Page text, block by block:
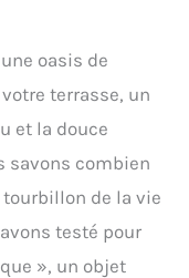
oasis de
terrasse, un
et la douce
savons combien
de la vie
testé pour
», un objet